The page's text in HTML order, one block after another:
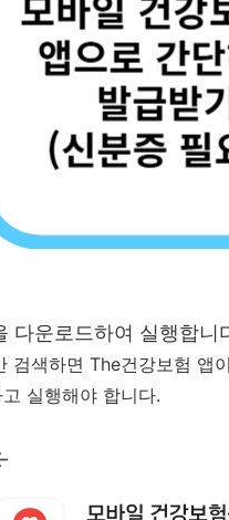
다운로드하여 실행합니
검색하면 The건강보험 앱
실행해야 합니다.